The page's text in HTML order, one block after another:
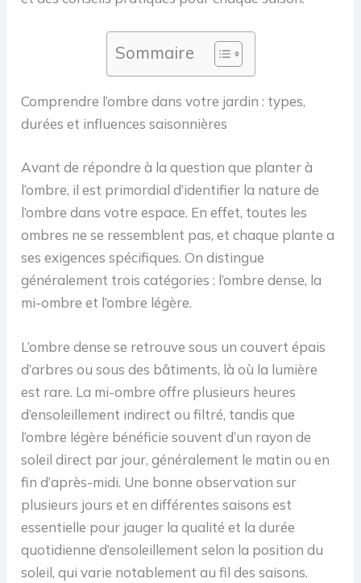
Sommaire
Comprendre l’ombre dans votre jardin : types,
durées et influences saisonnières
Avant de répondre à la question que planter à
l’ombre, il est primordial d’identifier la nature de
l’ombre dans votre espace. En effet, toutes les
ombres ne se ressemblent pas, et chaque plante a
ses exigences spécifiques. On distingue
généralement trois catégories : l’ombre dense, la
mi-ombre et l’ombre légère.
L’ombre dense se retrouve sous un couvert épais
d’arbres ou sous des bâtiments, là où la lumière
est rare. La mi-ombre offre plusieurs heures
d’ensoleillement indirect ou filtré, tandis que
l’ombre légère bénéficie souvent d’un rayon de
soleil direct par jour, généralement le matin ou en
fin d’après-midi. Une bonne observation sur
plusieurs jours et en différentes saisons est
essentielle pour jauger la qualité et la durée
quotidienne d’ensoleillement selon la position du
soleil, qui varie notablement au fil des saisons.